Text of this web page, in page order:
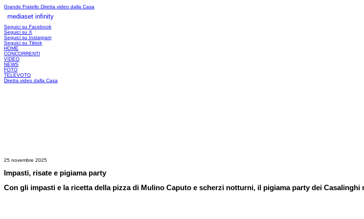
Grande Fratello Diretta video dalla Casa
mediaset infinity
Seguici su Facebook
Seguici su X
Seguici su Instagram
Seguici su Tiktok
HOME
CONCORRENTI
VIDEO
NEWS
FOTO
TELEVOTO
Diretta video dalla Casa
25 novembre 2025
Impasti, risate e pigiama party
Con gli impasti e la ricetta della pizza di Mulino Caputo e scherzi notturni, il pigiama party dei